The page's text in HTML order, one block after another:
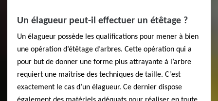
Un élagueur peut-il effectuer un étêtage ?
Un élagueur possède les qualifications pour mener à bien
une opération d’étêtage d’arbres. Cette opération qui a
pour but de donner une forme plus attrayante à l’arbre
requiert une maîtrise des techniques de taille. C’est
exactement le cas d’un élagueur. Ce dernier dispose